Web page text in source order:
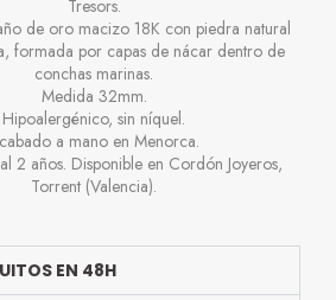
Tresors.
de oro macizo 18K con piedra natural
formada por capas de nácar dentro de
conchas marinas.
Medida 32mm.
Hipoalergénico, sin níquel.
a mano en Menorca.
2 años. Disponible en Cordón Joyeros,
Torrent (Valencia).
EN 48H